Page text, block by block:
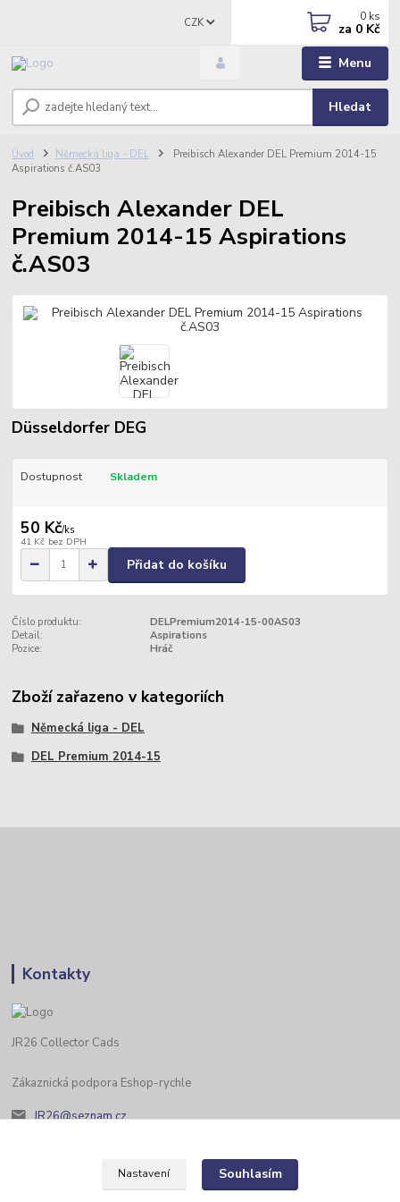
Menu
CZK
Hledat
0 ks
za 0 Kč
Úvod Německá liga - DEL
Preibisch Alexander DEL Premium 2014-15
Aspirations č.AS03
Preibisch Alexander DEL
Premium 2014-15 Aspirations
č.AS03
Düsseldorfer DEG
Dostupnost Skladem
50 Kč/ks
41 Kč bez DPH
Přidat do košíku
Číslo produktu:
DELPremium2014-15-00AS03
Detail:
Aspirations
Pozice:
Hráč
Zboží zařazeno v kategoriích
Německá liga - DEL
DEL Premium 2014-15
Kontakty
JR26 Collector Cads
Zákaznická podpora Eshop-rychle
JR26@seznam.cz
Nastavení Souhlasím